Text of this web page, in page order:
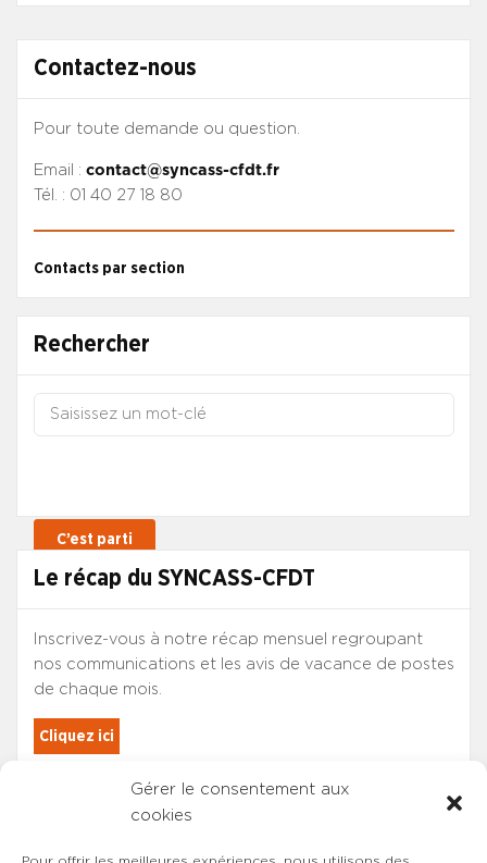
Gérer le consentement aux
cookies
Contactez-nous
Pour toute demande ou question.
Email : contact@syncass-cfdt.fr
Tél. : 01 40 27 18 80
Contacts par section
Rechercher
Le récap du SYNCASS-CFDT
Inscrivez-vous à notre récap mensuel regroupant
nos communications et les avis de vacance de postes
de chaque mois.
Cliquez ici
Les adhérents du SYNCASS-CFDT
sont automatiquement inscrits.